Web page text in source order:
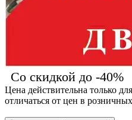
Со скидкой до -40%
Цена действительна только
отличаться от цен в